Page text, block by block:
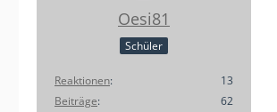
Oesi81
Schüler
Reaktionen
13
Beiträge
62